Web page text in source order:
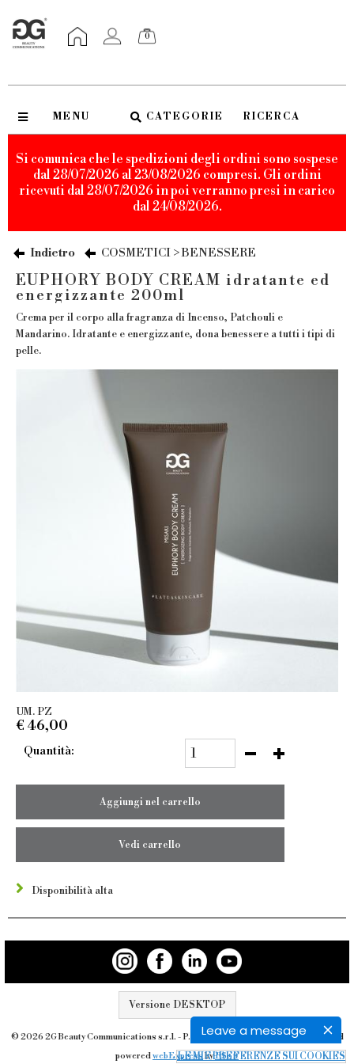
Leave a message
0
MENU CATEGORIE RICERCA
Si comunica che le spedizioni degli ordini sono sospese
dal 28/07/2026 al 23/08/2026 compresi. Gli ordini
ricevuti dal 28/07/2026 in poi verranno presi in carico
dal 24/08/2026.
Indietro COSMETICI > BENESSERE
EUPHORY BODY CREAM idratante ed
energizzante 200ml
Crema per il corpo alla fragranza di Incenso, Patchouli e
Mandarino. Idratante e energizzante, dona benessere a tutti i tipi di
pelle.
UM. PZ
€ 46,00
Quantità:
Aggiungi nel carrello
Vedi carrello
Disponibilità alta
LE MIE PREFERENZE SUI COOKIES
Versione DESKTOP
© 2026 2G Beauty Communications s.r.l. - P.IVA 12172720158 - All rights reserved
poweredwebExpressbyRSoft